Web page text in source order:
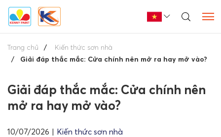
Trang chủ
Kiến thức sơn nhà
Giải đáp thắc mắc: Cửa chính nên mở ra hay mở vào?
Giải đáp thắc mắc: Cửa chính nên
mở ra hay mở vào?
10/07/2026 | Kiến thức sơn nhà